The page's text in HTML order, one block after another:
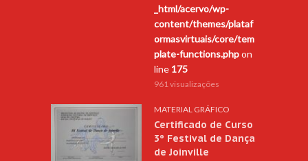
_html/acervo/wp-
content/themes/plataf
ormasvirtuais/core/tem
plate-functions.phpon
line 175
961 visualizações
MATERIAL GRÁFICO
Certificado de Curso
3º Festival de Dança
de Joinville